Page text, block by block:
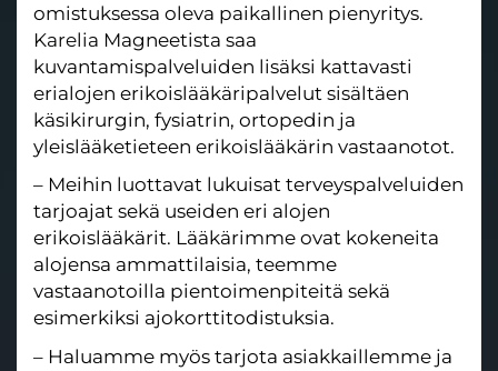
omistuksessa oleva paikallinen pienyritys.
Karelia Magneetista saa
kuvantamispalveluiden lisäksi kattavasti
erialojen erikoislääkäripalvelut sisältäen
käsikirurgin, fysiatrin, ortopedin ja
yleislääketieteen erikoislääkärin vastaanotot.
– Meihin luottavat lukuisat terveyspalveluiden
tarjoajat sekä useiden eri alojen
erikoislääkärit. Lääkärimme ovat kokeneita
alojensa ammattilaisia, teemme
vastaanotoilla pientoimenpiteitä sekä
esimerkiksi ajokorttitodistuksia.
– Haluamme myös tarjota asiakkaillemme ja